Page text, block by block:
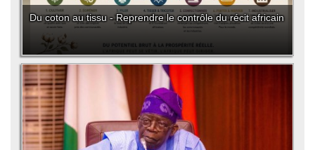
Du coton au tissu - Reprendre le contrôle du récit africain